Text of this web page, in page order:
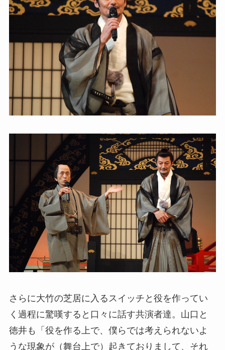
さらに大竹の芝居に入るスイッチと役を作ってい
く過程に驚嘆すると口々に話す共演者達。山口と
徳井も「役を作る上で、僕らでは考えられないよ
うな現象が（舞台上で）起きておりまして、それ